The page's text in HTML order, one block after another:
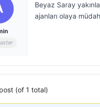
Beyaz Saray
ajanları olaya
(of 1 total)